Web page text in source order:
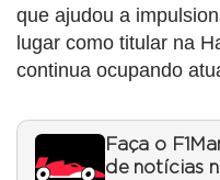
que ajudou a
lugar como titular na
continua ocupando
Faça o
de notícias